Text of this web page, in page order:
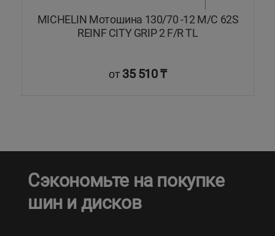
MICHELIN Мотошина 130/70 -12 M/C 62S
REINF CITY GRIP 2 F/R TL
от35 510 ₸
Сэкономьте на покупке
шин и дисков